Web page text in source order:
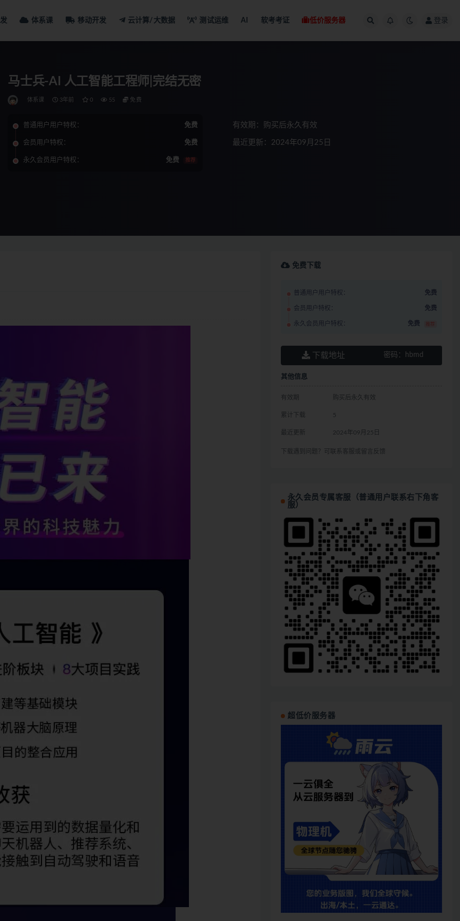
体系课 移动开发 云计算/大数据 测试运维 AI 软考考证 低价服务器 登录
马士兵-AI 人工智能工程师|完结无密
体系课 3年前 0 55 免费
普通用户用户特权： 免费
会员用户特权： 免费
永久会员用户特权： 免费 推荐
有效期：购买后永久有效
最近更新：2024年09月25日
免费下载
普通用户用户特权： 免费
会员用户特权： 免费
永久会员用户特权： 免费 推荐
下载地址 密码： hbmd
其他信息
有效期 购买后永久有效
累计下载 5
最近更新 2024年09月25日
下载遇到问题？可联系客服或留言反馈
永久会员专属客服（普通用户联系右下角客
服）
超低价服务器